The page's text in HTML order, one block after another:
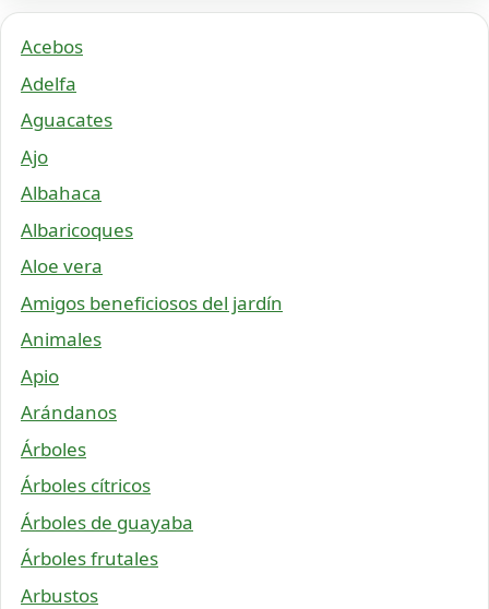
Acebos
Adelfa
Aguacates
Ajo
Albahaca
Albaricoques
Aloe vera
Amigos beneficiosos del jardín
Animales
Apio
Arándanos
Árboles
Árboles cítricos
Árboles de guayaba
Árboles frutales
Arbustos